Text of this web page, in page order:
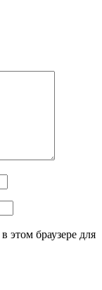
этом браузере для